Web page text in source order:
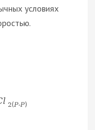
условиях
l 2(Р‑Р)